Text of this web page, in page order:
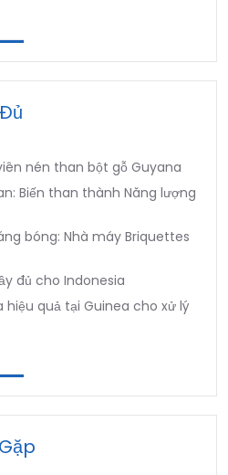
nén than bột gỗ Guyana
Biến than thành Năng lượng
bóng: Nhà máy Briquettes
đủ cho Indonesia
quả tại Guinea cho xử lý